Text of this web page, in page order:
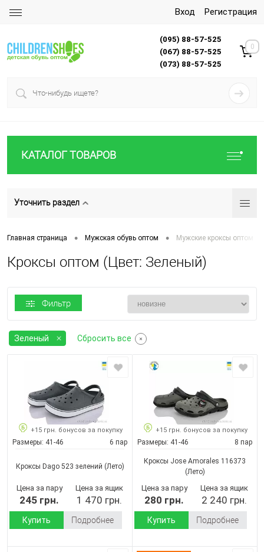
Вход Регистрация
(095) 88-57-525
(067) 88-57-525
(073) 88-57-525
0
КАТАЛОГ ТОВАРОВ
Уточнить раздел
Главная страница • Мужская обувь оптом • Мужские кроксы оптом
Кроксы оптом (Цвет: Зеленый)
Фильтр
Зеленый Сбросить все
+15 грн. бонусов за покупку
Размеры: 41-46 6 пар
Кроксы Dago 523 зелений (Лето)
Цена за пару
245 грн.
Цена за ящик
1 470 грн.
Купить Подробнее
+15 грн. бонусов за покупку
Размеры: 41-46 8 пар
Кроксы Jose Amorales 116373
(Лето)
Цена за пару
280 грн.
Цена за ящик
2 240 грн.
Купить Подробнее